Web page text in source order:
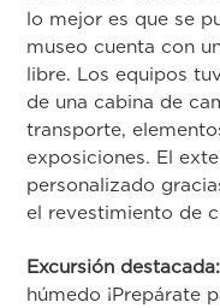
lo mejor es que se
museo cuenta con
libre. Los equipos
de una cabina de
transporte,
exposiciones. El
personalizado
el revestimiento de
Excursión destacada:
húmedo ¡Prepárate